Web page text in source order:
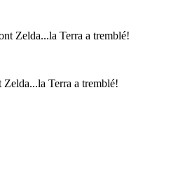
Terra a tremblé!